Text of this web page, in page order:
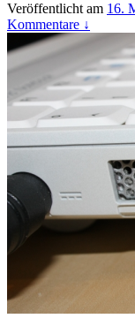
Veröffentlicht am 16.
Kommentare ↓